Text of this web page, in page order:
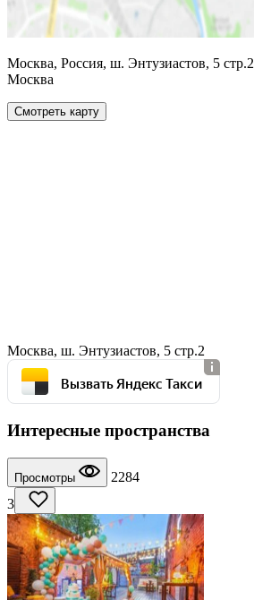
Москва, Россия, ш. Энтузиастов, 5
Москва
Смотреть карту
Москва, ш. Энтузиастов, 5 стр.2
Вызвать Яндекс Такси
Интересные пространства
Просмотры
2284
3